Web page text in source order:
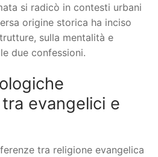
si radicò in contesti urbani
origine storica ha inciso
sulla mentalità e
due confessioni.
evangelici e
tra religione evangelica